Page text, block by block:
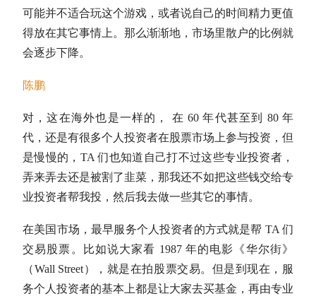
可能并不适合玩这个游戏，或者说自己的时间精力更值
得放在其它事情上。那么渐渐地，市场里散户的比例就
会逐步下降。
陈鹏
对，这在海外也是一样的， 在 60 年代甚至到 80 年
代，还是有很多个人投资者在股票市场上参与投资，但
是慢慢的，TA 们也知道自己打不过这些专业投资者，
弄来弄去还是被割了韭菜，那我还不如把这些钱交给专
业投资者帮我投，然后我去做一些其它的事情。
在美国市场，最早服务个人投资者的方式就是帮 TA 们
交易股票。比如说大家看 1987 年的电影《华尔街》
（Wall Street），就是在拍股票交易。但是到现在，服
务个人投资者的基本上都是让大家去买基金，再由专业